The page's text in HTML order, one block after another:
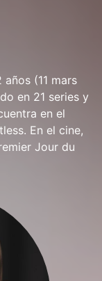
(11 mars
en 21 series y
en el
En el cine,
Jour du